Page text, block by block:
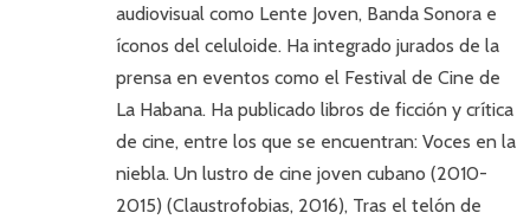
audiovisual como Lente Joven, Banda Sonora e
íconos del celuloide. Ha integrado jurados de la
prensa en eventos como el Festival de Cine de
La Habana. Ha publicado libros de ficción y crítica
de cine, entre los que se encuentran: Voces en la
niebla. Un lustro de cine joven cubano (2010-
2015) (Claustrofobias, 2016), Tras el telón de